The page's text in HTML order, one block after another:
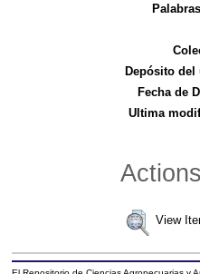
Depósito del
Fecha de
Ultima
View